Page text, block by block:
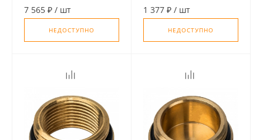
термометрами 1”
7 565 ₽ / шт
НЕДОСТУПНО
коллекторов (1"x1"
наруж. резьба)
1 377 ₽ / шт
НЕДОСТУПНО